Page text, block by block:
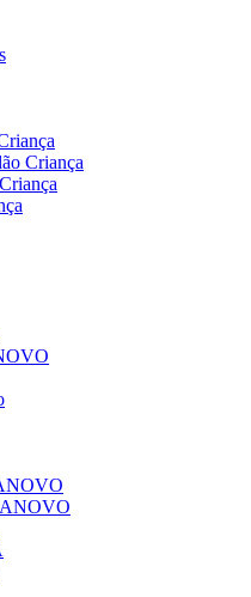
Criança
NOVO
NOVO